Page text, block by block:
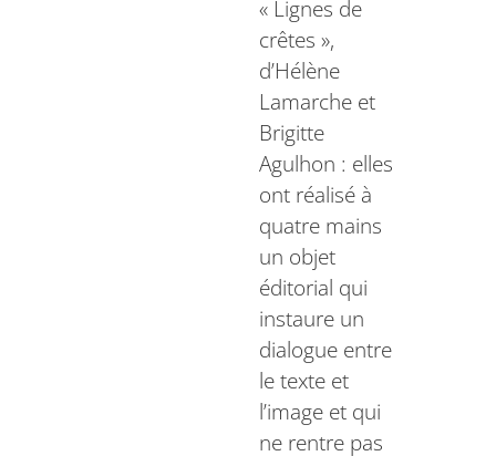
« Lignes de
crêtes »,
d’Hélène
Lamarche et
Brigitte
Agulhon : elles
ont réalisé à
quatre mains
un objet
éditorial qui
instaure un
dialogue entre
le texte et
l’image et qui
ne rentre pas